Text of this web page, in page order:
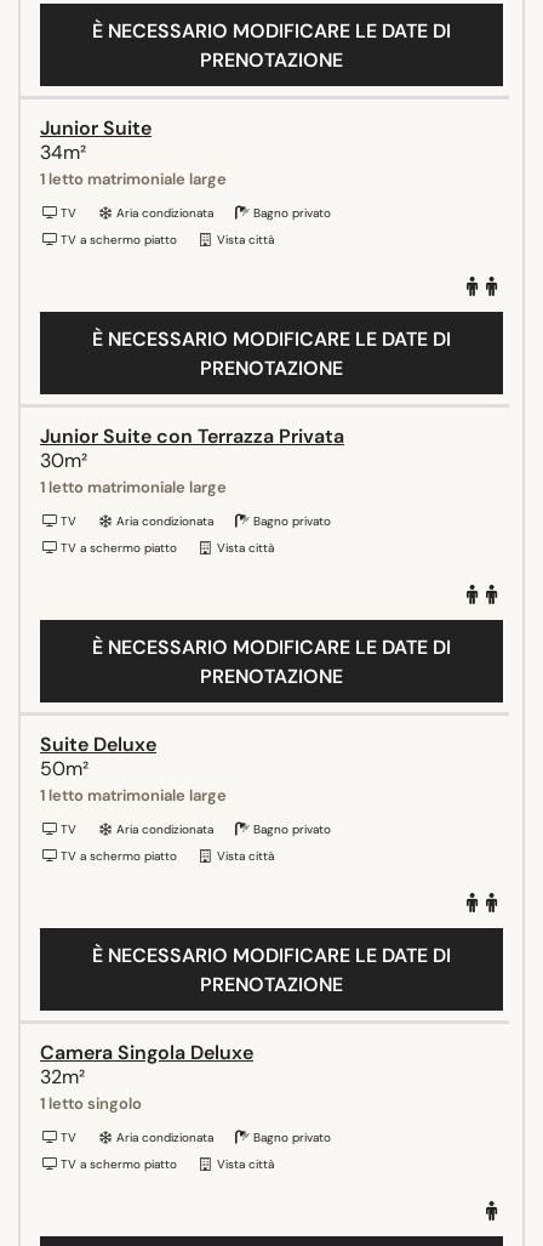
È NECESSARIO MODIFICARE LE DATE DI
PRENOTAZIONE
Junior Suite
34m²
1 letto matrimoniale large
TV Aria condizionata
Bagno privato
TV a schermo piatto
Vista città
È NECESSARIO MODIFICARE LE DATE DI
PRENOTAZIONE
Junior Suite con Terrazza Privata
30m²
1 letto matrimoniale large
TV Aria condizionata
Bagno privato
TV a schermo piatto
Vista città
È NECESSARIO MODIFICARE LE DATE DI
PRENOTAZIONE
Suite Deluxe
50m²
1 letto matrimoniale large
TV Aria condizionata
Bagno privato
TV a schermo piatto
Vista città
È NECESSARIO MODIFICARE LE DATE DI
PRENOTAZIONE
Camera Singola Deluxe
32m²
1 letto singolo
TV Aria condizionata
Bagno privato
TV a schermo piatto
Vista città